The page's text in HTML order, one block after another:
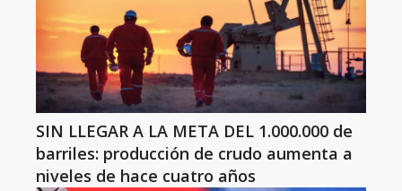
SIN LLEGAR A LA META DEL 1.000.000 de
barriles: producción de crudo aumenta a
niveles de hace cuatro años